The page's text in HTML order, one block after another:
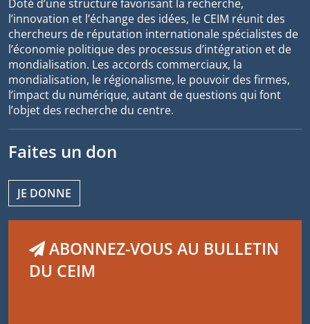
Doté d’une structure favorisant la recherche,
l’innovation et l’échange des idées, le CEIM réunit des
chercheurs de réputation internationale spécialistes de
l’économie politique des processus d’intégration et de
mondialisation. Les accords commerciaux, la
mondialisation, le régionalisme, le pouvoir des firmes,
l’impact du numérique, autant de questions qui font
l’objet des recherche du centre.
Faites un don
JE DONNE
ABONNEZ-VOUS AU BULLETIN
DU CEIM